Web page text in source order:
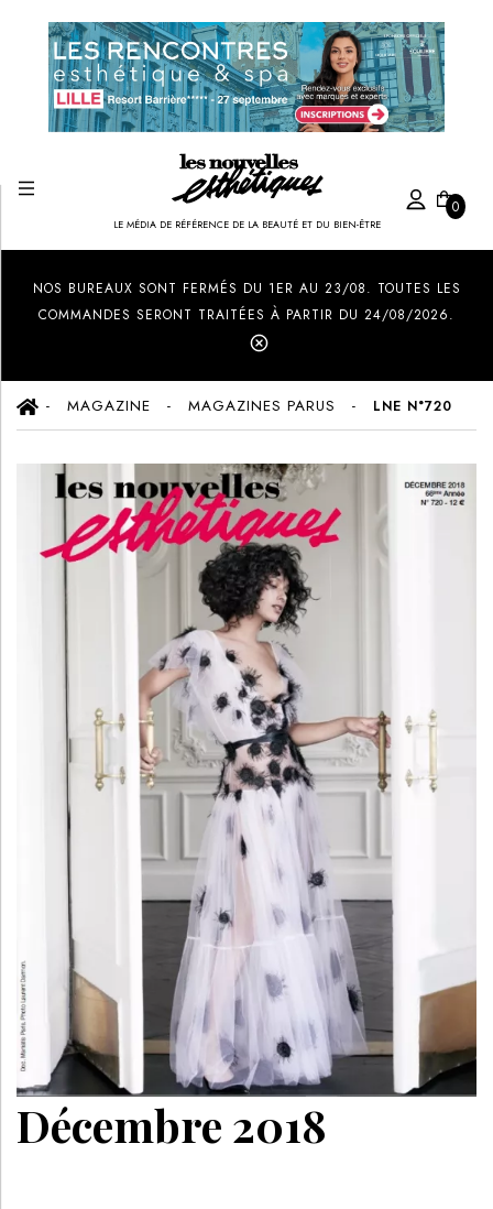
LE MÉDIA DE RÉFÉRENCE DE LA BEAUTÉ ET DU BIEN-ÊTRE
0
NOS BUREAUX SONT FERMÉS DU 1ER AU 23/08. TOUTES LES
COMMANDES SERONT TRAITÉES À PARTIR DU 24/08/2026.
MAGAZINE MAGAZINES PARUS LNE N°720
Décembre 2018